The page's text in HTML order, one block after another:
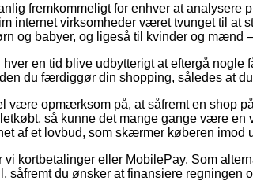
fremkommeligt for enhver at analysere
internet virksomheder været tvunget til at
og babyer, og ligeså til kvinder og mænd
hver en tid blive udbytterigt at eftergå
du færdiggør din shopping, således at
være opmærksom på, at såfremt en shop
så kunne det mange gange være en
af et lovbud, som skærmer køberen imod
vi kortbetalinger eller MobilePay. Som
såfremt du ønsker at finansiere regningen